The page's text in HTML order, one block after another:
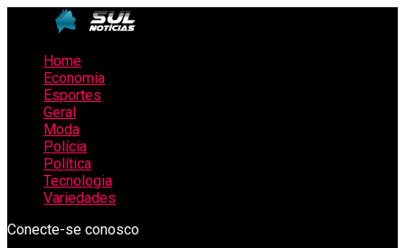
Home
Economia
Esportes
Geral
Moda
Polícia
Política
Tecnologia
Variedades
Conecte-se conosco